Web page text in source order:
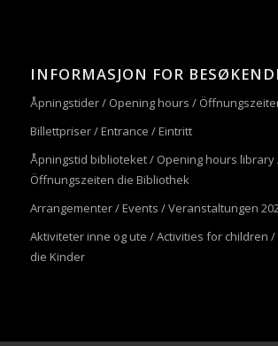
INFORMASJON FOR
Åpningstider / Opening hours /
Billettpriser / Entrance / Eintritt
Åpningstid biblioteket / Opening hours library
Öffnungszeiten die Bibliothek
Arrangementer / Events / Veranstaltungen
Aktiviteter inne og ute / Activities for children
die Kinder